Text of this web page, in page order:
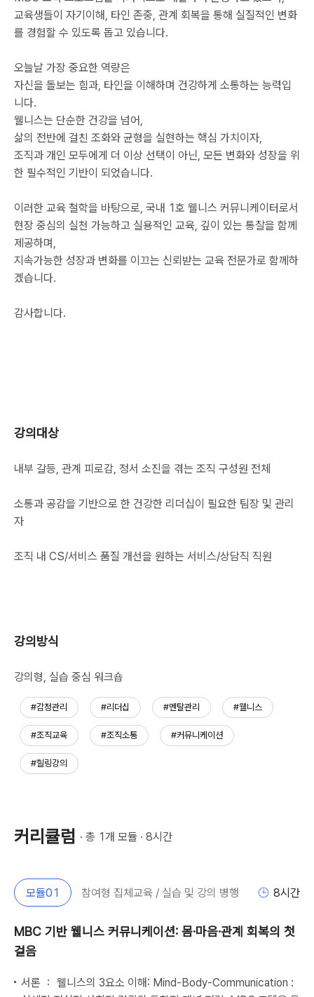
교육생들이 자기이해, 타인 존중, 관계 회복을 통해 실질적인 변화
를 경험할 수 있도록 돕고 있습니다.
오늘날 가장 중요한 역량은
자신을 돌보는 힘과, 타인을 이해하며 건강하게 소통하는 능력입
니다.
웰니스는 단순한 건강을 넘어,
삶의 전반에 걸친 조화와 균형을 실현하는 핵심 가치이자,
조직과 개인 모두에게 더 이상 선택이 아닌, 모든 변화와 성장을 위
한 필수적인 기반이 되었습니다.
이러한 교육 철학을 바탕으로, 국내 1호 웰니스 커뮤니케이터로서
현장 중심의 실천 가능하고 실용적인 교육, 깊이 있는 통찰을 함께
제공하며,
지속가능한 성장과 변화를 이끄는 신뢰받는 교육 전문가로 함께하
겠습니다.
감사합니다.
강의대상
내부 갈등, 관계 피로감, 정서 소진을 겪는 조직 구성원 전체
소통과 공감을 기반으로 한 건강한 리더십이 필요한 팀장 및 관리
자
조직 내 CS/서비스 품질 개선을 원하는 서비스/상담직 직원
강의방식
강의형, 실습 중심 워크숍
#감정관리 #리더십 #멘탈관리 #웰니스
#조직교육 #조직소통 #커뮤니케이션
#힐링강의
커리큘럼 · 총 1개 모듈 · 8시간
모듈01 참여형 집체교육 / 실습 및 강의 병행 8시간
MBC 기반 웰니스 커뮤니케이션: 몸·마음·관계 회복의 첫
걸음
서론 ： 웰니스의 3요소 이해: Mind-Body-Communication :